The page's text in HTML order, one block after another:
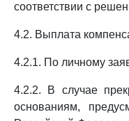
соответствии с
4.2. Выплата
4.2.1. По личному
4.2.2. В случае
основаниям,